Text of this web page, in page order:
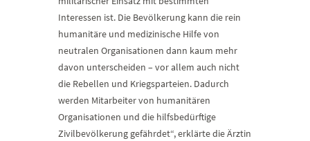
Interessen ist. Die Bevölkerung kann die rein
humanitäre und medizinische Hilfe von
neutralen Organisationen dann kaum mehr
davon unterscheiden – vor allem auch nicht
die Rebellen und Kriegsparteien. Dadurch
werden Mitarbeiter von humanitären
Organisationen und die hilfsbedürftige
Zivilbevölkerung gefährdet“, erklärte die Ärztin